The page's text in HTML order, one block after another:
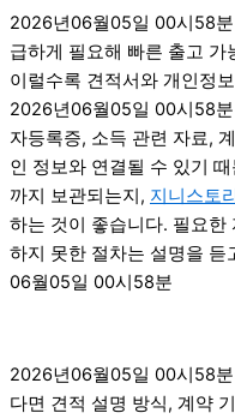
2026년06월05일 00시58
급하게 필요해 빠른 출고
이럴수록 견적서와 개인정
2026년06월05일 00시58
자등록증, 소득 관련 자료,
인 정보와 연결될 수 있기
까지 보관되는지, 지니스토
하는 것이 좋습니다. 필요한
하지 못한 절차는 설명을
06월05일 00시58분
2026년06월05일 00시58
다면 견적 설명 방식, 계약